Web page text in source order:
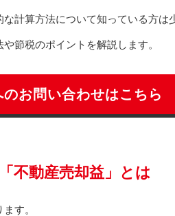
計算方法について知っている方は
節税のポイントを解説します。
のお問い合わせはこちら
不動産売却益」とは
す。